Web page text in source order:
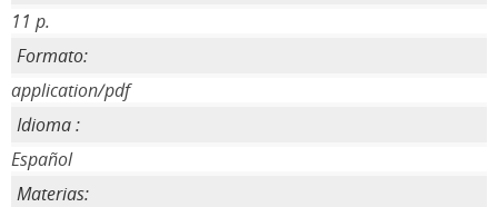
11 p.
Formato:
application/pdf
Idioma :
Español
Materias: